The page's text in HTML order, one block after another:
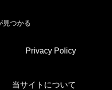
見つかる
Privacy Policy
当サイトについて